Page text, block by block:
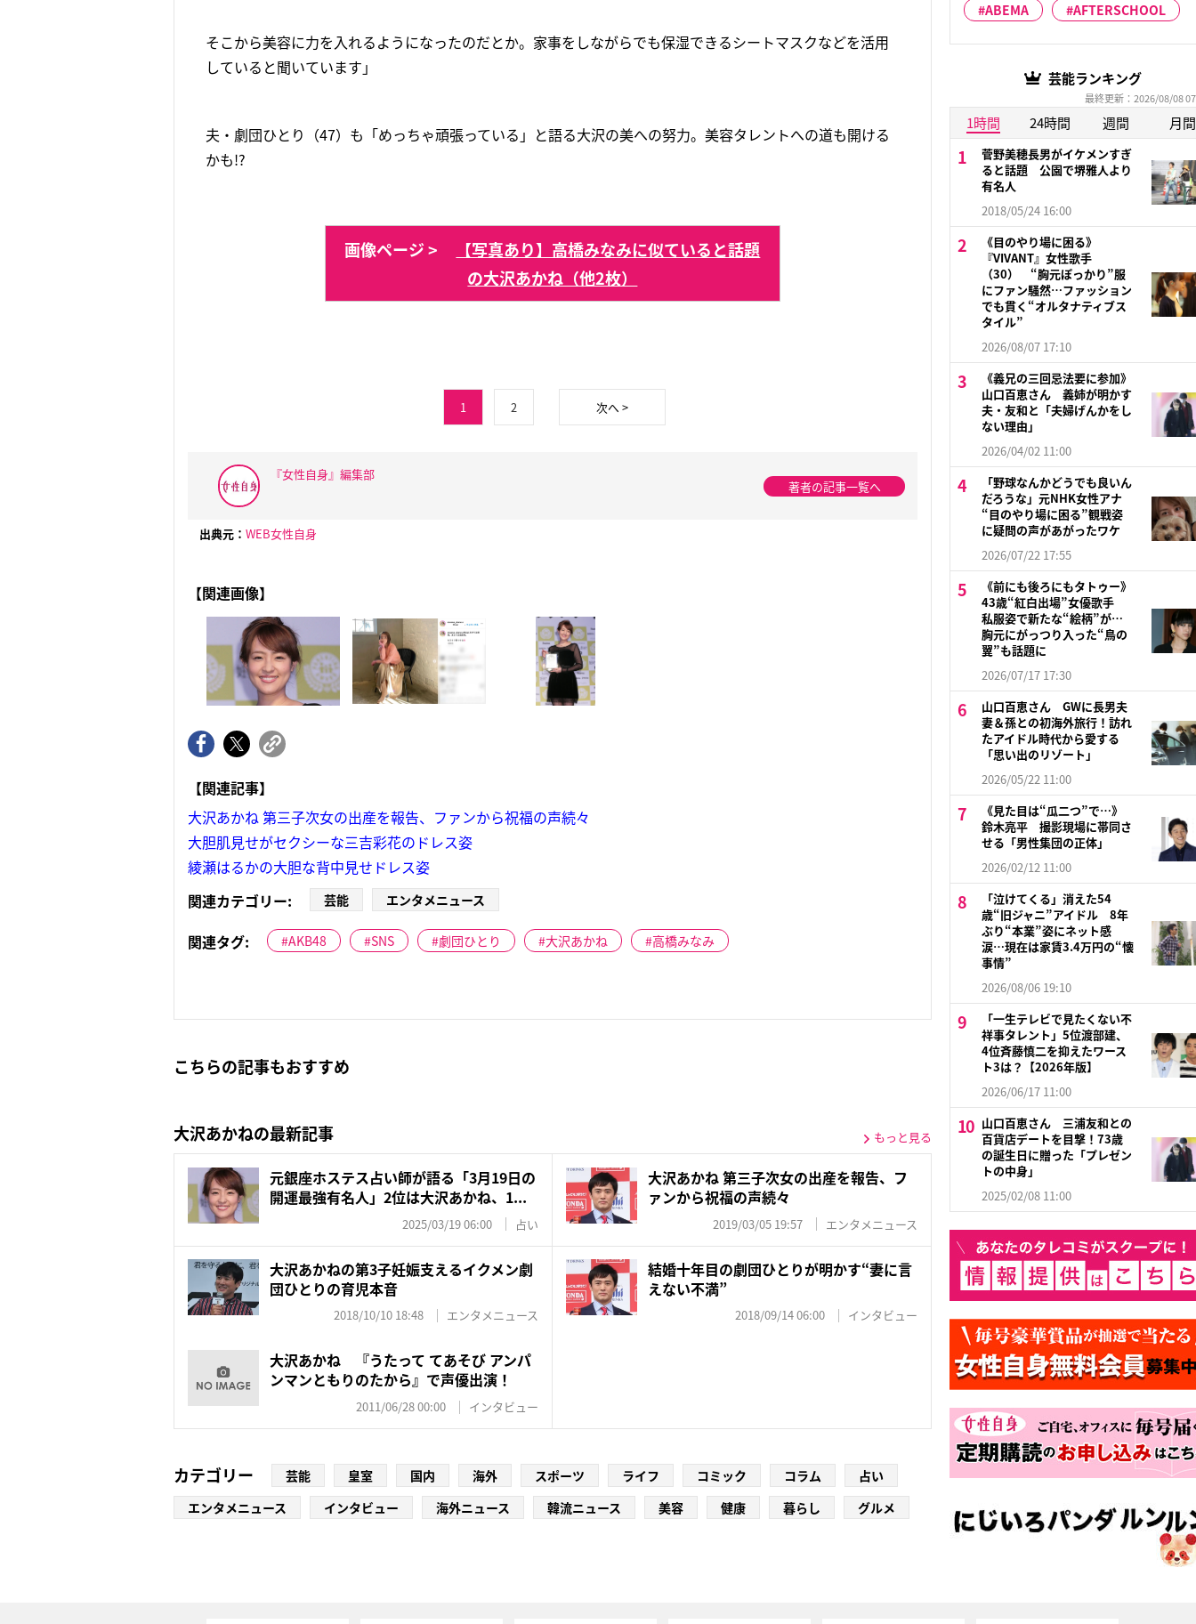
そこから美容に力を入れるようになったのだとか。家事をしながらでも保湿できるシートマスクなどを活用
していると聞いています」
夫・劇団ひとり（47）も「めっちゃ頑張っている」と語る大沢の美への努力。美容タレントへの道も開ける
かも!?
画像ページ >
【写真あり】高橋みなみに似ていると話題
の大沢あかね（他2枚）
1 2 次へ >
『女性自身』編集部
著者の記事一覧へ
出典元： WEB女性自身
【関連画像】
【関連記事】
大沢あかね 第三子次女の出産を報告、ファンから祝福の声続々
大胆肌見せがセクシーな三吉彩花のドレス姿
綾瀬はるかの大胆な背中見せドレス姿
関連カテゴリー:
芸能 エンタメニュース
関連タグ: AKB48 SNS 劇団ひとり 大沢あかね 高橋みなみ
こちらの記事もおすすめ
大沢あかねの最新記事 もっと見る
元銀座ホステス占い師が語る「3月19日の
開運最強有名人」2位は大沢あかね、1...
2025/03/19 06:00 占い
大沢あかね 第三子次女の出産を報告、フ
ァンから祝福の声続々
2019/03/05 19:57 エンタメニュース
大沢あかねの第3子妊娠支えるイクメン劇
団ひとりの育児本音
2018/10/10 18:48 エンタメニュース
結婚十年目の劇団ひとりが明かす“妻に言
えない不満”
2018/09/14 06:00 インタビュー
大沢あかね 『うたって てあそび アンパ
ンマンともりのたから』で声優出演！
2011/06/28 00:00 インタビュー
カテゴリー 芸能 皇室 国内 海外 スポーツ ライフ コミック コラム
占い
エンタメニュース
インタビュー 海外ニュース 韓流ニュース 美容 健康 暮らし グルメ
ABEMA
AFTERSCHOOL
芸能ランキング
最終更新：2026/08/08
1時間 24時間 週間 月間
菅野美穂長男がイケメンすぎ
ると話題 公園で堺雅人より
有名人
2018/05/24 16:00
《目のやり場に困る》
『VIVANT』女性歌手
（30） “胸元ぽっかり”服
にファン騒然…ファッション
でも貫く“オルタナティブス
タイル”
2026/08/07 17:10
《義兄の三回忌法要に参加》
山口百恵さん 義姉が明かす
夫・友和と「夫婦げんかをし
ない理由」
2026/04/02 11:00
「野球なんかどうでも良いん
だろうな」元NHK女性アナ
“目のやり場に困る”観戦姿
に疑問の声があがったワケ
2026/07/22 17:55
《前にも後ろにもタトゥー》
43歳“紅白出場”女優歌手
私服姿で新たな“絵柄”が…
胸元にがっつり入った“鳥の
翼”も話題に
2026/07/17 17:30
山口百恵さん GWに長男夫
妻＆孫との初海外旅行！訪れ
たアイドル時代から愛する
「思い出のリゾート」
2026/05/22 11:00
《見た目は“瓜二つ”で…》
鈴木亮平 撮影現場に帯同さ
せる「男性集団の正体」
2026/02/12 11:00
「泣けてくる」消えた54
歳“旧ジャニ”アイドル 8年
ぶり“本業”姿にネット感
涙…現在は家賃3.4万円の“懐
事情”
2026/08/06 19:10
「一生テレビで見たくない不
祥事タレント」5位渡部建、
4位斉藤慎二を抑えたワース
ト3は？【2026年版】
2026/06/17 11:00
山口百恵さん 三浦友和との
百貨店デートを目撃！73歳
の誕生日に贈った「プレゼン
トの中身」
2025/02/08 11:00